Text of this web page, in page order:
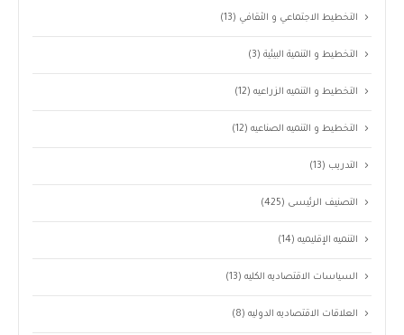
التخطيط الاجتماعي و الثقافي (13)
التخطيط و التنمية البيئية(3)
التخطيط و التنميه الزراعيه(12)
التخطيط و التنميه الصناعيه(12)
التدريب (13)
التصنيف الرئيسى (425)
التنميه الإقليميه(14)
السياسات الاقتصاديه الكليه(13)
العلاقات الاقتصاديه الدوليه(8)